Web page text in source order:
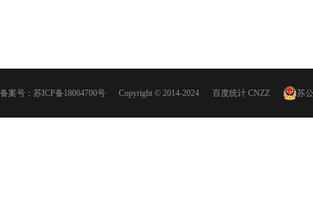
备案号： 苏ICP备18064700号 Copyright © 2014-2024 百度统计 CNZZ 苏